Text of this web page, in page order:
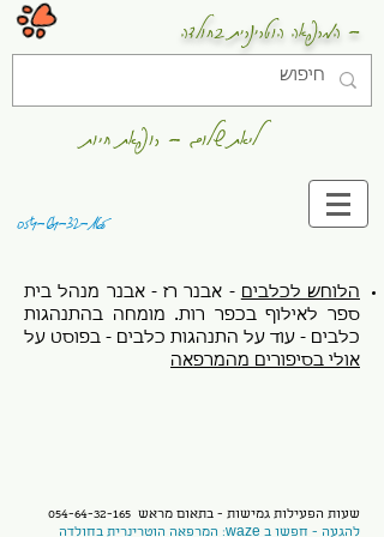
- המרפאה הוטרינרית בחולדה
ליאת שלום - רופאת חיות
054-64-32-165
הלוחש לכלבים - אבנר רז - אבנר מנהל בית
ספר לאילוף בכפר רות. מומחה בהתנהגות
כלבים - עוד על התנהגות כלבים - בפוסט על
אולי בסיפורים מהמרפאה
שעות הפעילות גמישות - בתאום מראש 054-64-32-165
להגעה - חפשו ב waze: המרפאה הוטרינרית בחולדה